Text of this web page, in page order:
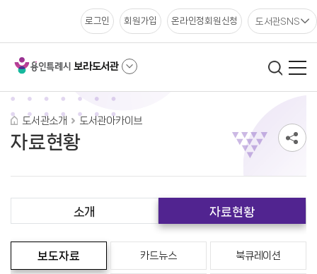
보라도서관
로그인 회원가입 온라인정회원신청 도서관SNS
도서관소개 도서관아카이브
자료현황
소개 자료현황
보도자료 카드뉴스 북큐레이션